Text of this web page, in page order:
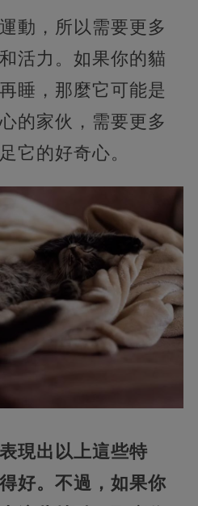
動，所以需要更多
活力。如果你的貓
睡，那麼它可能是
的家伙，需要更多
它的好奇心。
現出以上這些特
好。不過，如果你